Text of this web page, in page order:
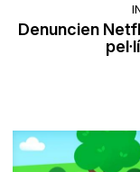
Denuncien